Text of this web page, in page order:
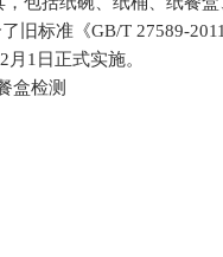
旧标准《GB/T 27589-
1日正式实施。​